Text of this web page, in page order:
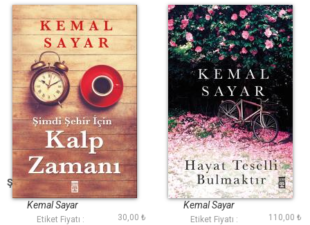
Şimdi Şehir İçin Kalp
Zamanı
Kemal Sayar
Etiket Fiyatı : 30,00 ₺
Hayat Teselli
Bulmaktır
Kemal Sayar
Etiket Fiyatı : 110,00 ₺